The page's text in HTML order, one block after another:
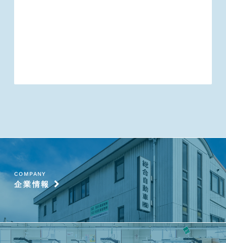
企業情報
COMPANY